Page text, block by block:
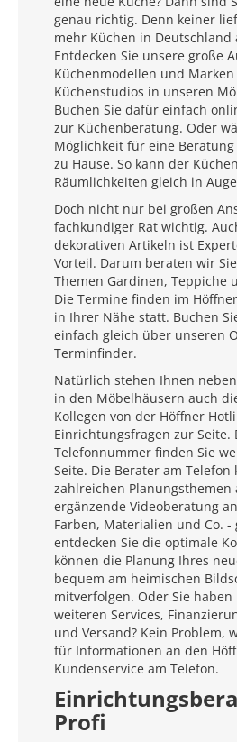
genau richtig. Denn keiner
mehr Küchen in Deutschland
Entdecken Sie unsere große
Küchenmodellen und
Küchenstudios in unseren
Buchen Sie dafür einfach
zur Küchenberatung. Oder
Möglichkeit für eine
zu Hause. So kann der
Räumlichkeiten gleich in
Doch nicht nur bei großen
fachkundiger Rat wichtig.
dekorativen Artikeln ist
Vorteil. Darum beraten wir
Themen Gardinen, Teppiche
Die Termine finden im
in Ihrer Nähe statt. Buchen
einfach gleich über unseren
Terminfinder.
Natürlich stehen Ihnen
in den Möbelhäusern auch
Kollegen von der Höffner
Einrichtungsfragen zur Seite.
Telefonnummer finden Sie
Seite. Die Berater am
zahlreichen Planungsthemen
ergänzende Videoberatung
Farben, Materialien und Co. -
entdecken Sie die optimale
können die Planung Ihres
bequem am heimischen
mitverfolgen. Oder Sie haben
weiteren Services,
und Versand? Kein Problem,
für Informationen an den
Kundenservice am Telefon.
Profi